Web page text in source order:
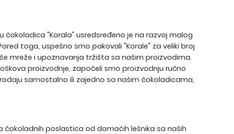
"Korala" usredsređeno je na razvoj malog
toga, uspešno smo pakovali "Korale" za veliki broj
mreže i upoznavanja tržišta sa našim proizvodima.
proizvodnje, započeli smo proizvodnju ručno
samostalno ili zajedno sa našim čokoladicama,
čokoladnih poslastica od domaćih lešnika sa naših